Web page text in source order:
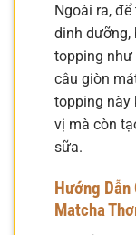
Ngoài ra,
dinh dưỡng,
topping như
câu giòn
topping này
vị mà còn
sữa.
Hướng Dẫn
Matcha